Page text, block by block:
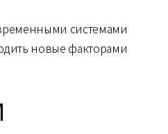
системами
новые факторами